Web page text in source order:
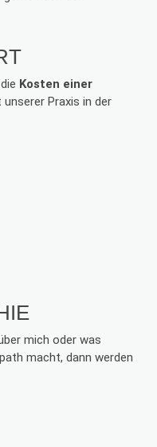
Kosten einer
Praxis in der
mich oder was
macht, dann werden